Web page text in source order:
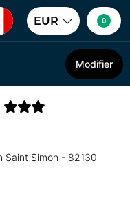
EUR 0
Modifier
Saint Simon - 82130